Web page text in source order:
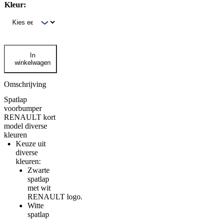
Kleur:
Spatlap
voorbumper
RENAULT
kort
model
kleuren
aantal
In
winkelwagen
Omschrijving
Spatlap
voorbumper
RENAULT kort
model diverse
kleuren
Keuze uit
diverse
kleuren:
Zwarte
spatlap
met wit
RENAULT logo.
Witte
spatlap